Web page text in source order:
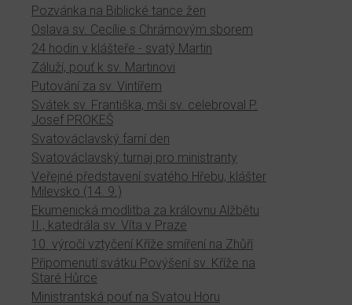
Pozvánka na Biblické tance žen
Oslava sv. Cecílie s Chrámovým sborem
24 hodin v klášteře - svatý Martin
Záluží, pouť k sv. Martinovi
Putování za sv. Vintířem
Svátek sv. Františka, mši sv. celebroval P.
Josef PROKEŠ
Svatováclavský farní den
Svatováclavský turnaj pro ministranty
Veřejné představení svatého Hřebu, klášter
Milevsko (14. 9.)
Ekumenická modlitba za královnu Alžbětu
II., katedrála sv. Víta v Praze
10. výročí vztyčení Kříže smíření na Zhůří
Připomenutí svátku Povýšení sv. Kříže na
Staré Hůrce
Ministrantská pouť na Svatou Horu